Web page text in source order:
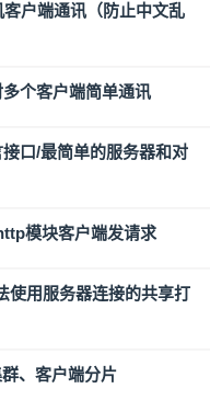
户端通讯（防止中文乱
个客户端简单通讯
口/最简单的服务器和对
模块客户端发请求
使用服务器连接的共享打
、客户端分片